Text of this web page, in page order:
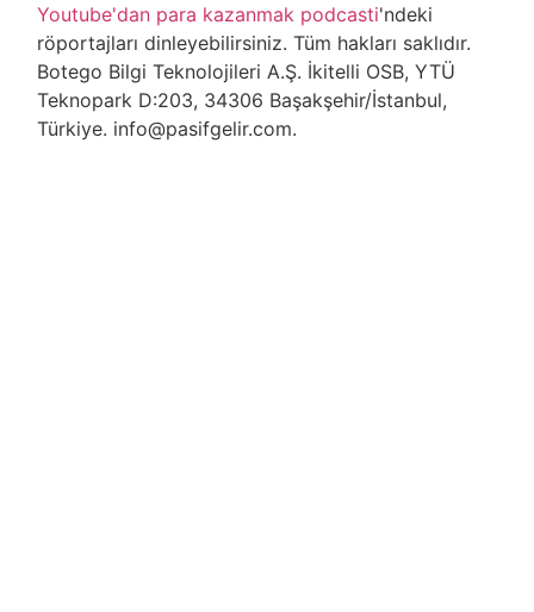
Youtube'dan para kazanmak podcasti'ndeki
röportajları dinleyebilirsiniz. Tüm hakları saklıdır.
Botego Bilgi Teknolojileri A.Ş. İkitelli OSB, YTÜ
Teknopark D:203, 34306 Başakşehir/İstanbul,
Türkiye. info@pasifgelir.com.